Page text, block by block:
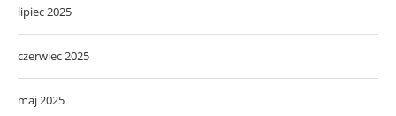
lipiec 2025
czerwiec 2025
maj 2025